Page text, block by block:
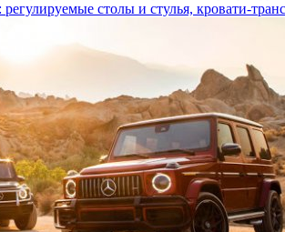
регулируемые столы и стулья, кровати-